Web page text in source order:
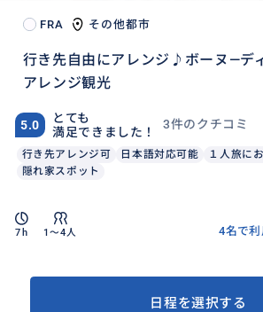
FRA その他都市
行き先自由にアレンジ♪ボーヌ―デ
アレンジ観光
5.0
とても
満足できました！
3件のクチコミ
行き先アレンジ可 日本語対応可能 １人旅に
隠れ家スポット
7h 1〜4人
4名で
日程を選択する